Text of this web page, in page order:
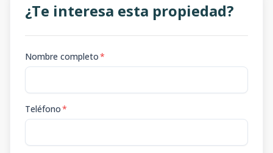
¿Te interesa esta propiedad?
Nombre completo*
Teléfono*